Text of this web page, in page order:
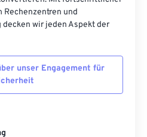
Rechenzentren und
wir jeden Aspekt der
unser Engagement für